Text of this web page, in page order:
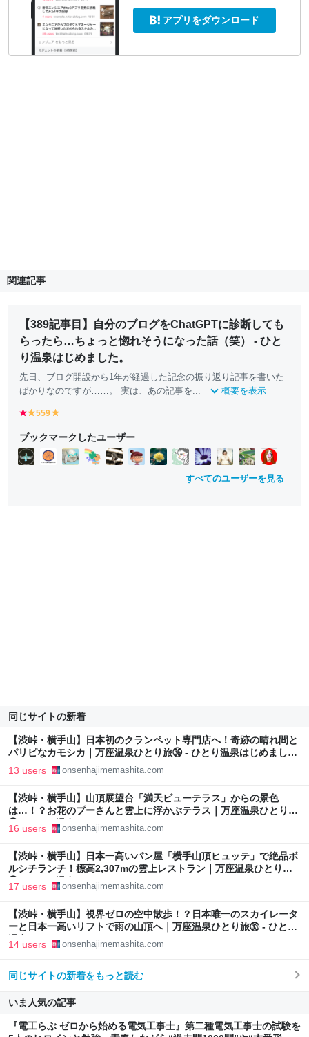
アプリをダウンロード
関連記事
【389記事目】自分のブログをChatGPTに診断しても
らったら…ちょっと惚れそうになった話（笑） - ひと
り温泉はじめました。
先日、ブログ開設から1年が経過した記念の振り返り記事を書いた
ばかりなのですが……。 実は、あの記事を...
概要を表示
r
d
y
ll
o
w
559
ll
o
w
ブックマークしたユーザー
すべてのユーザーを見る
同じサイトの新着
【渋峠・横手山】日本初のクランペット専門店へ！奇跡の晴れ間と
パリピなカモシカ｜万座温泉ひとり旅㊱ - ひとり温泉はじめまし
た。
13 users onsenhajimemashita.com
【渋峠・横手山】山頂展望台「満天ビューテラス」からの景色
は…！？お花のプーさんと雲上に浮かぶテラス｜万座温泉ひとり旅
㉟ - ひとり温泉はじめました。
16 users onsenhajimemashita.com
【渋峠・横手山】日本一高いパン屋「横手山頂ヒュッテ」で絶品ボ
ルシチランチ！標高2,307mの雲上レストラン｜万座温泉ひとり旅
㉞ - ひとり温泉はじめました。
17 users onsenhajimemashita.com
​【渋峠・横手山】視界ゼロの空中散歩！？日本唯一のスカイレータ
ーと日本一高いリフトで雨の山頂へ｜万座温泉ひとり旅㉝ - ひとり
温泉はじめました。
14 users onsenhajimemashita.com
同じサイトの新着をもっと読む
いま人気の記事
『電工らぶ ゼロから始める電気工事士』第二種電気工事士の試験を